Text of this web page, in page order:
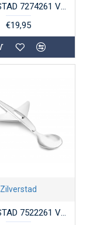
ZILVERSTAD 7274261 VERZILVERD TANDEN- OF HAARLOKDOOSJE
€19,95
Zilverstad
ZILVERSTAD 7522261 VERZILVERDE KINDERLEPEL VLIEGTUIG